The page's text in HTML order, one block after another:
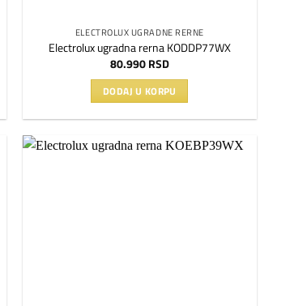
ELECTROLUX UGRADNE RERNE
Electrolux ugradna rerna KODDP77WX
80.990RSD
DODAJ U KORPU